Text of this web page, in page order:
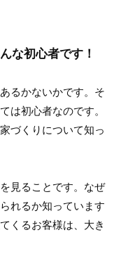
な初心者です！
るかないかです。そ
は初心者なのです。
づくりについて知っ
見ることです。なぜ
れるか知っています
くるお客様は、大き